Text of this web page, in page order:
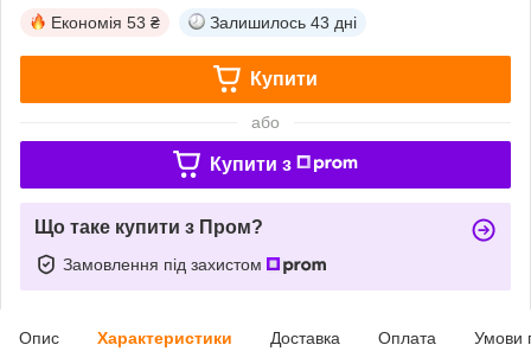
Економія 53 ₴ Залишилось 43 дні
Купити
або
Купити з
Що таке купити з Пром?
Замовлення під захистом
Опис Характеристики Доставка Оплата Умови